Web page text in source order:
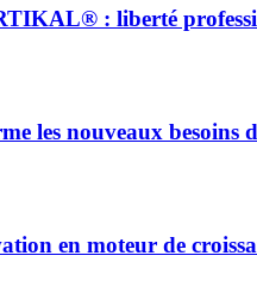
: liberté
les nouveaux besoins
en moteur de